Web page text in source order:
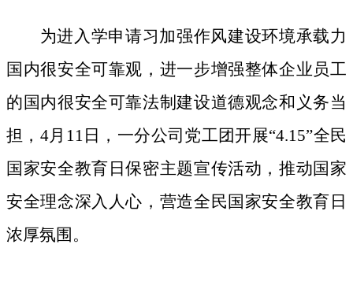
为进入学申请习加强作风建设环境承载力
国内很安全可靠观，进一步增强整体企业员工
的国内很安全可靠法制建设道德观念和义务当
担，4月11日，一分公司党工团开展“4.15”全民
国家安全教育日保密主题宣传活动，推动国家
安全理念深入人心，营造全民国家安全教育日
浓厚氛围。